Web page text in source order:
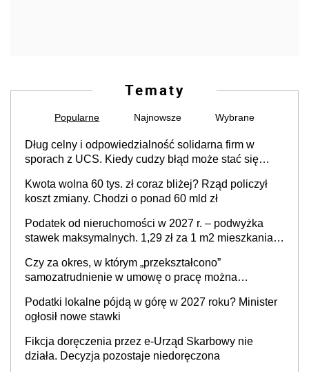
Tematy
Popularne Najnowsze Wybrane
Dług celny i odpowiedzialność solidarna firm w
sporach z UCS. Kiedy cudzy błąd może stać się
Kwota wolna 60 tys. zł coraz bliżej? Rząd policzył
koszt zmiany. Chodzi o ponad 60 mld zł
Podatek od nieruchomości w 2027 r. – podwyżka
stawek maksymalnych. 1,29 zł za 1 m2 mieszkania,
prowadzeniem działalności gospodarczej
Czy za okres, w którym „przekształcono”
samozatrudnienie w umowę o pracę można
cywilnoprawnej jedynym racjonalnym wyjściem
Podatki lokalne pójdą w górę w 2027 roku? Minister
ogłosił nowe stawki
Fikcja doręczenia przez e-Urząd Skarbowy nie
działa. Decyzja pozostaje niedoręczona